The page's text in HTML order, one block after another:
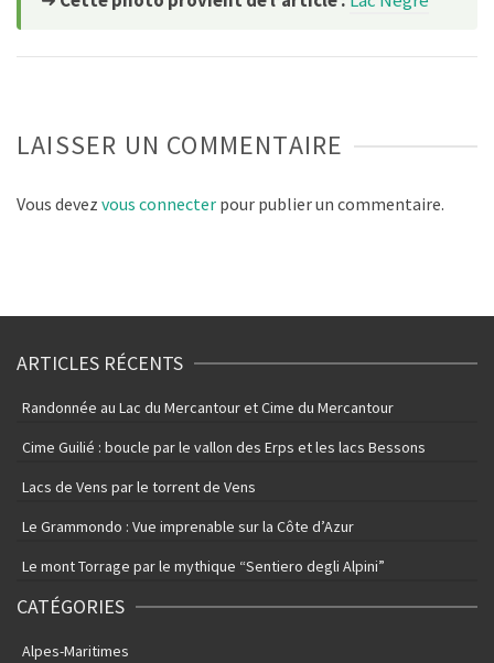
LAISSER UN COMMENTAIRE
Vous devez vous connecter pour publier un commentaire.
ARTICLES RÉCENTS
Randonnée au Lac du Mercantour et Cime du Mercantour
Cime Guilié : boucle par le vallon des Erps et les lacs Bessons
Lacs de Vens par le torrent de Vens
Le Grammondo : Vue imprenable sur la Côte d’Azur
Le mont Torrage par le mythique “Sentiero degli Alpini”
CATÉGORIES
Alpes-Maritimes